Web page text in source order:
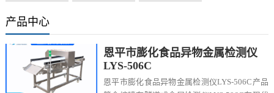
产品中心
恩平市膨化食品异物金属检测仪
LYS-506C
恩平市膨化食品异物金属检测仪LYS-506C产品